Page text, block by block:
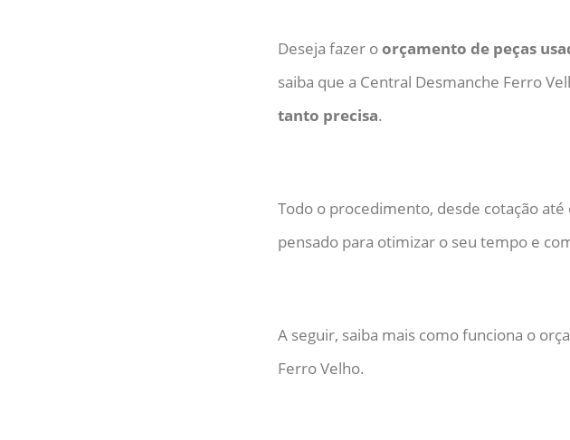
Deseja fazer oorçamento de peças
saiba que a Central Desmanche Ferro
tanto precisa.
Todo o procedimento, desde cotação
pensado para otimizar o seu tempo e
A seguir, saiba mais como funciona o
Ferro Velho.